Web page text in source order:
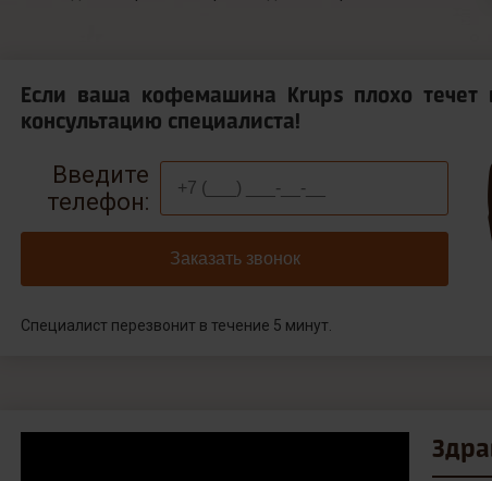
Если ваша кофемашина Krups плохо течет
консультацию специалиста!
Введите
телефон:
Заказать звонок
Специалист перезвонит в течение 5 минут.